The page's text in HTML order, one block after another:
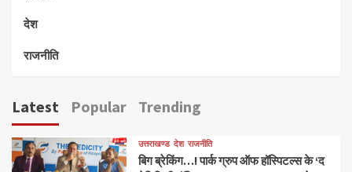
देश
राजनीति
Latest Popular Trending
उत्तराखण्ड देश राजनीति
बिग ब्रेकिंग…! पार्क ग्रुप ऑफ हॉस्पिटल्स के ‘द